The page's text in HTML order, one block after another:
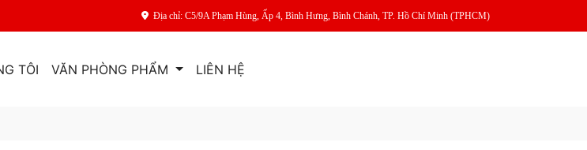
Địa chỉ: C5/9A Phạm Hùng, Ấp 4, Bình Hưng, Bình Chánh, TP. Hồ Chí Minh (TPHCM)
TÔI VĂN PHÒNG PHẨM LIÊN HỆ